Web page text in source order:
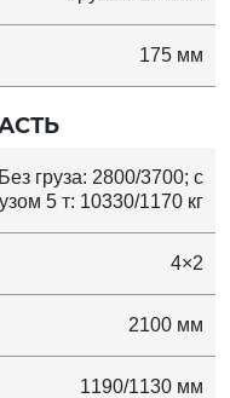
175 мм
Без груза: 2800/3700; с
5 т: 10330/1170 кг
4×2
2100 мм
1190/1130 мм